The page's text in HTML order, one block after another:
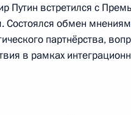
проекта
встретился с
обмен
партнёрства,
в рамках